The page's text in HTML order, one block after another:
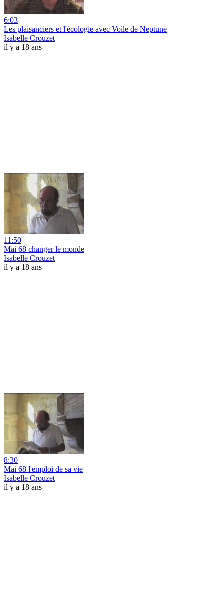
6:03
Les plaisanciers et l'écologie avec Voile de Neptune
Isabelle Crouzet
il y a 18 ans
11:50
Mai 68 changer le monde
Isabelle Crouzet
il y a 18 ans
8:30
Mai 68 l'emploi de sa vie
Isabelle Crouzet
il y a 18 ans